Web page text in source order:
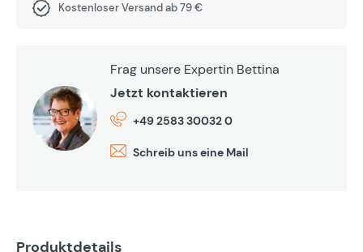
Kostenloser Versand ab 79 €
Frag unsere Expertin Bettina
Jetzt kontaktieren
+49 2583 30032 0
Schreib uns eine Mail
Produktdetails